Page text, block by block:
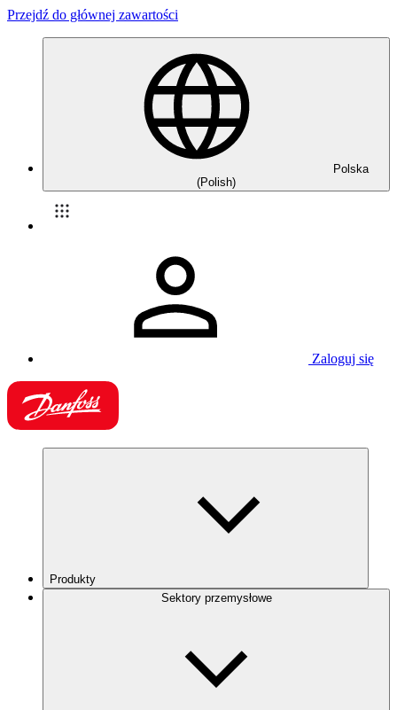
Przejdź do głównej zawartości
Polska
(Polish)
Zaloguj się
Produkty
Sektory przemysłowe